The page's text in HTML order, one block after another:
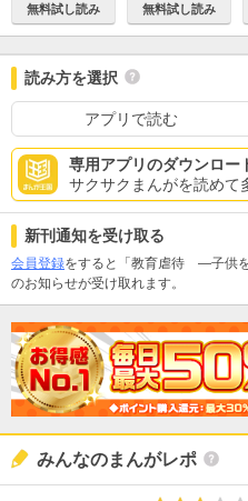
無料試し読み 無料試し読み
読み方を選択
アプリで読む
専用アプリのダウンロー
サクサクまんがを読めて
新刊通知を受け取る
会員登録をすると「教育虐待 ―子供
のお知らせが受け取れます。
みんなのまんがレポ